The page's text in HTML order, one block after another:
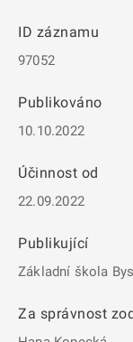
ID záznamu
97052
Publikováno
10.10.2022
Účinnost od
22.09.2022
Publikující
Základní škola
Za správnost